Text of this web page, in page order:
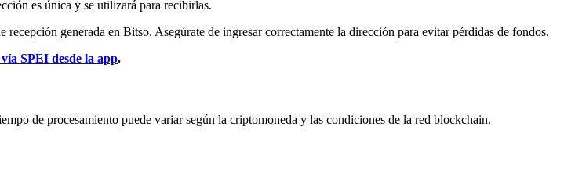
es única y se utilizará para recibirlas.
generada en Bitso. Asegúrate de ingresar correctamente la dirección para evitar pérdidas de fondos.
SPEI desde la app.
de procesamiento puede variar según la criptomoneda y las condiciones de la red blockchain.